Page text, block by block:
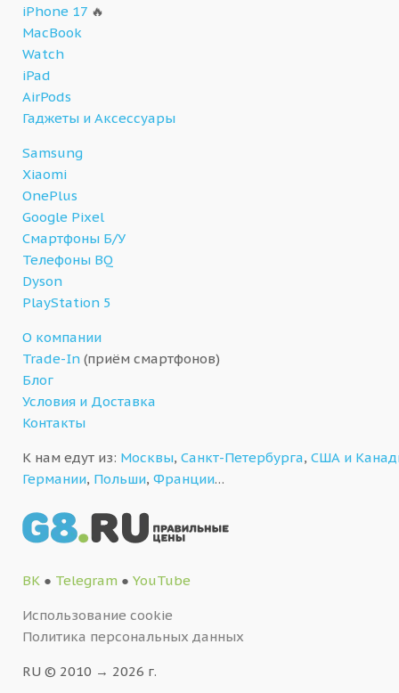
iPhone 17 🔥
MacBook
Watch
iPad
AirPods
Гаджеты и Аксессуары
Samsung
Xiaomi
OnePlus
Google Pixel
Смартфоны Б/У
Телефоны BQ
Dyson
PlayStation 5
О компании
Trade-In (приём смартфонов)
Блог
Условия и Доставка
Контакты
К нам едут из: Москвы, Санкт-Петербурга, США и
Германии, Польши, Франции…
ВК ● Telegram ● YouTube
Использование cookie
Политика персональных данных
RU © 2010 → 2026 г.